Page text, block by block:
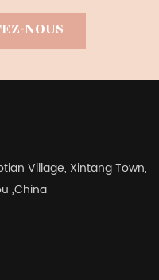
NOUS
Village, Xintang Town,
,China